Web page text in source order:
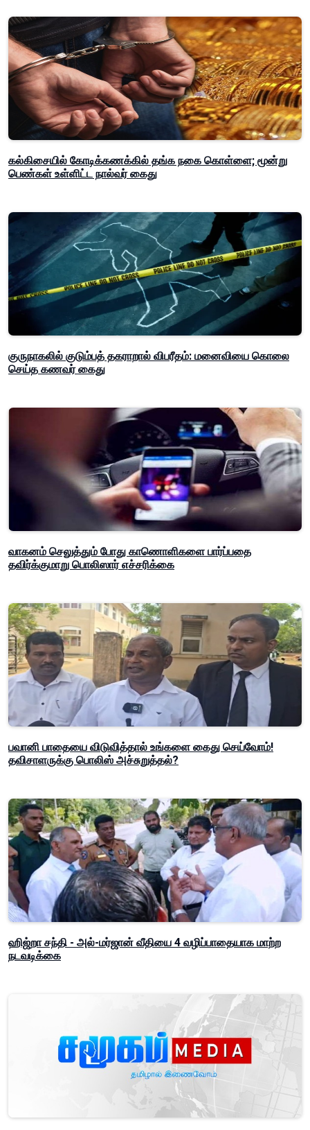
கல்கிசையில் கோடிக்கணக்கில் தங்க நகை கொள்ளை; மூன்று
பெண்கள் உள்ளிட்ட நால்வர் கைது
குருநாகலில் குடும்பத் தகராறால் விபரீதம்: மனைவியை கொலை
செய்த கணவர் கைது
வாகனம் செலுத்தும் போது காணொளிகளை பார்ப்பதை
தவிர்க்குமாறு பொலிஸார் எச்சரிக்கை
பவானி பாதையை விடுவித்தால் உங்களை கைது செய்வோம்!
தவிசாளருக்கு பொலிஸ் அச்சுறுத்தல்?
ஹிஜ்றா சந்தி - அல்-மர்ஜான் வீதியை 4 வழிப்பாதையாக மாற்ற
நடவடிக்கை